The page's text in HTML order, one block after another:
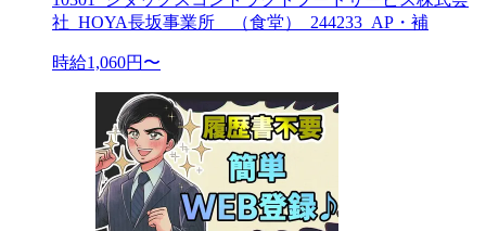
社_HOYA長坂事業所 （食堂）_244233_AP・補
時給1,060円〜